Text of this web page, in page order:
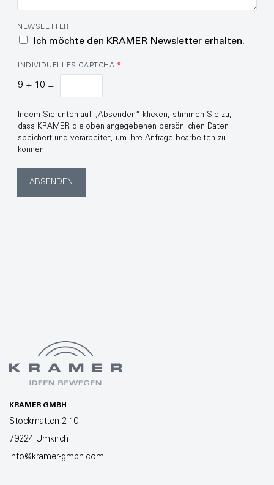
NEWSLETTER
Ich möchte den KRAMER Newsletter erhalten.
INDIVIDUELLES CAPTCHA *
9 + 10 =
Indem Sie unten auf „Absenden“ klicken, stimmen Sie zu,
dass KRAMER die oben angegebenen persönlichen Daten
speichert und verarbeitet, um Ihre Anfrage bearbeiten zu
können.
ABSENDEN
KRAMER GMBH
Stöckmatten 2-10
79224 Umkirch
info@kramer-gmbh.com